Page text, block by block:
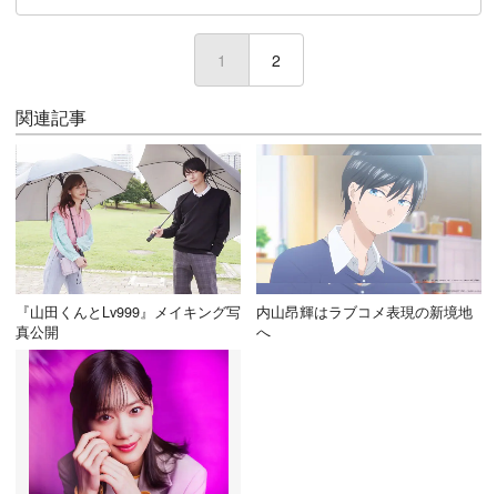
1 (current)
2
関連記事
『山田くんとLv999』メイキング写
真公開
内山昂輝はラブコメ表現の新境地
へ